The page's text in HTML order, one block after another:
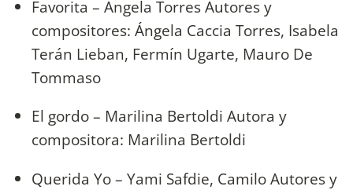
Favorita – Angela Torres Autores y
compositores: Ángela Caccia Torres, Isabela
Terán Lieban, Fermín Ugarte, Mauro De
Tommaso
El gordo – Marilina Bertoldi Autora y
compositora: Marilina Bertoldi
Querida Yo – Yami Safdie, Camilo Autores y